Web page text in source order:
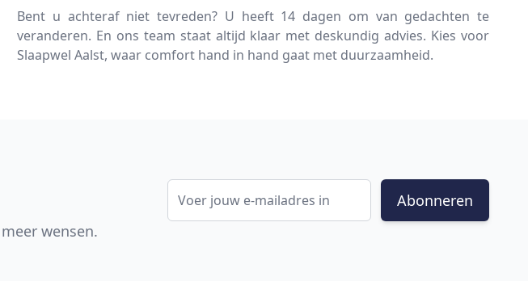
Bent u achteraf niet tevreden? U heeft 14 dagen om van gedachten te
veranderen. En ons team staat altijd klaar met deskundig advies. Kies voor
Slaapwel Aalst, waar comfort hand in hand gaat met duurzaamheid.
wensen.
E-mail adres
Abonneren